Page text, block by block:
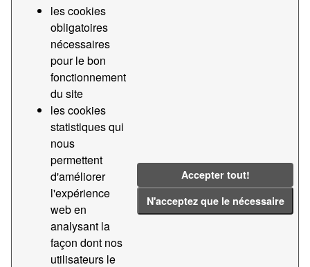
les cookies
obligatoires
nécessaires
pour le bon
fonctionnement
du site
les cookies
statistiques qui
nous
permettent
d'améliorer
l'expérience
web en
analysant la
façon dont nos
utilisateurs le
Accepter tout!
N'acceptez que le nécessaire
Order by
1 jeu de données trouvé
Groups: Statistiques
Statistiques
2022
Teu
2023
Filter Results
Statistiques du trafic de teus par chemin de fer
Données statistiques du trafic de teus par chemin de fer